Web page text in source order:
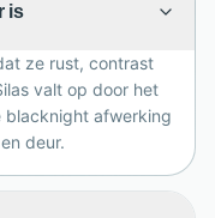
ontwerp luchtig,
is
ze rust, contrast
valt op door het
blacknight afwerking
deur.